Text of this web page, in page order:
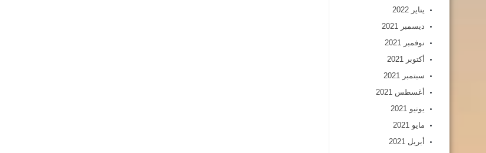
يناير 2022
ديسمبر 2021
نوفمبر 2021
أكتوبر 2021
سبتمبر 2021
أغسطس 2021
يونيو 2021
مايو 2021
أبريل 2021